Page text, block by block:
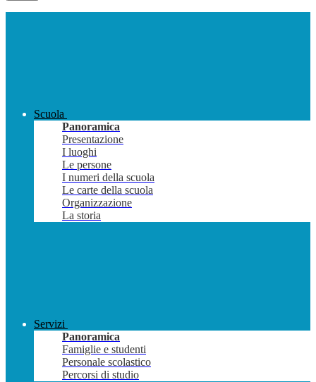
Scuola
Panoramica
Presentazione
I luoghi
Le persone
I numeri della scuola
Le carte della scuola
Organizzazione
La storia
Servizi
Panoramica
Famiglie e studenti
Personale scolastico
Percorsi di studio